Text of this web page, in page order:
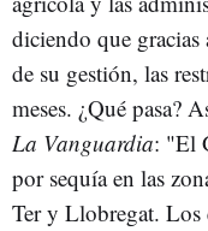
diciendo que gracias
de su gestión, las
meses. ¿Qué pasa?
La Vanguardia: "El
por sequía en las
Ter y Llobregat. Los